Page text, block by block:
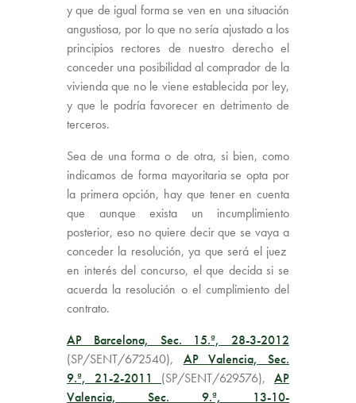
y que de igual forma se ven en una situación
angustiosa, por lo que no sería ajustado a los
principios rectores de nuestro derecho el
conceder una posibilidad al comprador de la
vivienda que no le viene establecida por ley,
y que le podría favorecer en detrimento de
terceros.
Sea de una forma o de otra, si bien, como
indicamos de forma mayoritaria se opta por
la primera opción, hay que tener en cuenta
que aunque exista un incumplimiento
posterior, eso no quiere decir que se vaya a
conceder la resolución, ya que será el juez
en interés del concurso, el que decida si se
acuerda la resolución o el cumplimiento del
contrato.
AP Barcelona, Sec. 15.ª, 28-3-2012
(SP/SENT/672540), AP Valencia, Sec.
9.ª, 21-2-2011 (SP/SENT/629576), AP
Valencia, Sec. 9.ª, 13-10-